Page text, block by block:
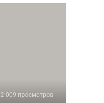
2 009 просмотров